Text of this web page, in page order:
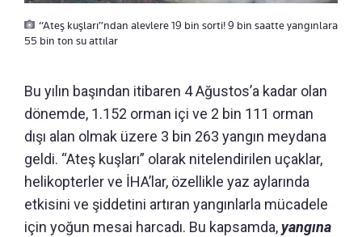
“Ateş kuşları”ndan alevlere 19 bin sorti! 9 bin saatte yangınlara
55 bin ton su attılar
Bu yılın başından itibaren 4 Ağustos’a kadar olan
dönemde, 1.152 orman içi ve 2 bin 111 orman
dışı alan olmak üzere 3 bin 263 yangın meydana
geldi. “Ateş kuşları” olarak nitelendirilen uçaklar,
helikopterler ve İHA’lar, özellikle yaz aylarında
etkisini ve şiddetini artıran yangınlarla mücadele
için yoğun mesai harcadı. Bu kapsamda,yangına